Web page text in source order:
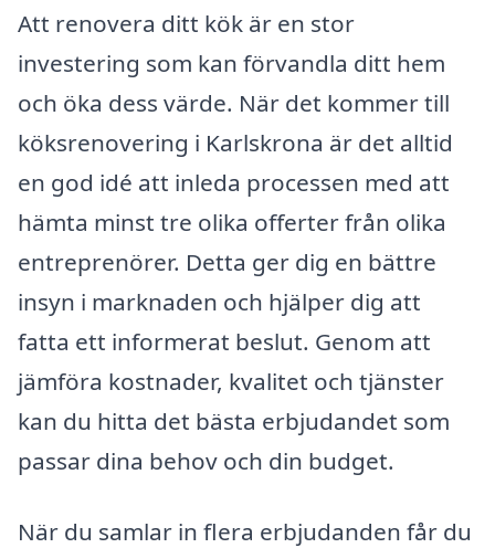
Att renovera ditt kök är en stor
investering som kan förvandla ditt hem
och öka dess värde. När det kommer till
köksrenovering i Karlskrona är det alltid
en god idé att inleda processen med att
hämta minst tre olika offerter från olika
entreprenörer. Detta ger dig en bättre
insyn i marknaden och hjälper dig att
fatta ett informerat beslut. Genom att
jämföra kostnader, kvalitet och tjänster
kan du hitta det bästa erbjudandet som
passar dina behov och din budget.
När du samlar in flera erbjudanden får du